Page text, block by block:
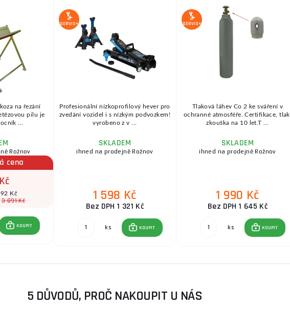
na řezání
pilu je
...
Rožnov
cena
Kč
3 891 Kč
KOUPIT
SERVIS+
Profesionální nízkoprofilový hever pro
zvedání vozidel i s nízkým podvozkem!
vyrobeno z v ...
SKLADEM
ihned na prodejně Rožnov
1 598 Kč
Bez DPH 1 321 Kč
ks KOUPIT
SERVIS+
Tlaková láhev Co 2 ke sváření v
ochranné atmosféře. Certifikace, tlak.
zkouška na 10 let.T ...
SKLADEM
ihned na prodejně Rožnov
1 990 Kč
Bez DPH 1 645 Kč
ks KOUPIT
5 DŮVODŮ, PROČ NAKOUPIT U NÁS